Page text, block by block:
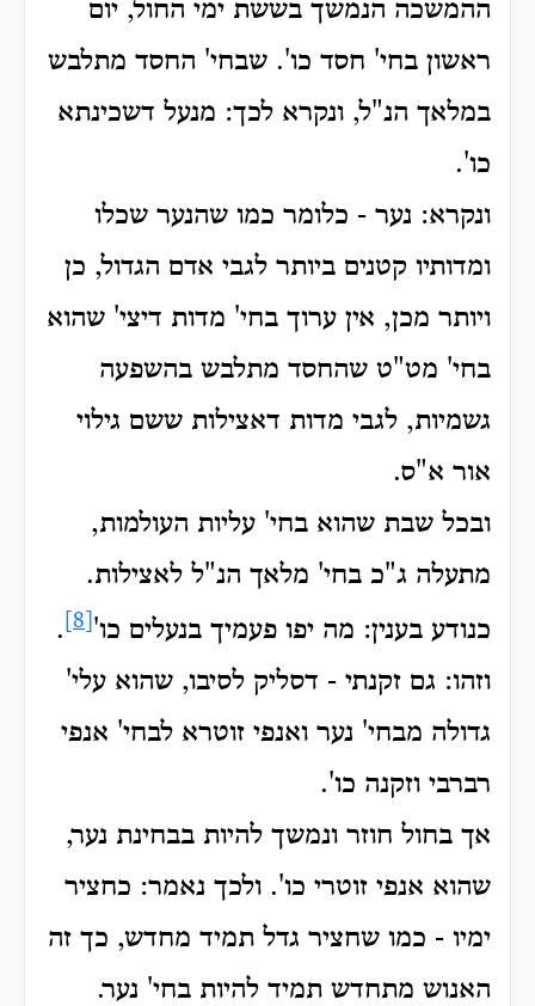
ההמשכה הנמשך בששת ימי החול, יום
ראשון בחי' חסד כו'. שבחי' החסד מתלבש
במלאך הנ"ל, ונקרא לכך: מנעל דשכינתא
כו'.
ונקרא: נער - כלומר כמו שהנער שכלו
ומדותיו קטנים ביותר לגבי אדם הגדול, כן
ויותר מכן, אין ערוך בחי' מדות דיצי' שהוא
בחי' מט"ט שהחסד מתלבש בהשפעה
גשמיות, לגבי מדות דאצילות ששם גילוי
אור א"ס.
ובכל שבת שהוא בחי' עליות העולמות,
מתעלה ג"כ בחי' מלאך הנ"ל לאצילות.
כנודע בענין: מה יפו פעמיך בנעלים כו'
.
וזהו: גם זקנתי - דסליק לסיבו, שהוא עלי'
גדולה מבחי' נער ואנפי זוטרא לבחי' אנפי
רברבי וזקנה כו'.
אך בחול חוזר ונמשך להיות בבחינת נער,
שהוא אנפי זוטרי כו'. ולכך נאמר: כחציר
ימיו - כמו שחציר גדל תמיד מחדש, כך זה
האנוש מתחדש תמיד להיות בחי' נער.